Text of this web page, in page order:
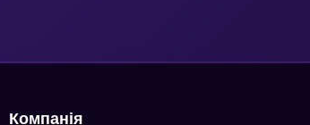
Компанія